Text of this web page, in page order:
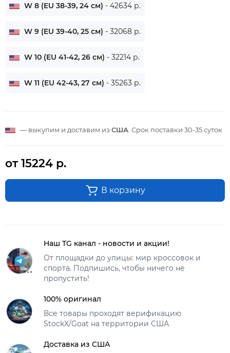
W 8 (EU 38-39, 24 см) - 42634 р.
W 9 (EU 39-40, 25 см) - 32068 р.
W 10 (EU 41-42, 26 см) - 32214 р.
W 11 (EU 42-43, 27 см) - 35263 р.
— выкупим и доставим из США . Срок поставки 30-35 суток
от 15224 р.
В корзину
Наш TG канал - новости и акции!
От площадки до улицы: мир кроссовок и
спорта. Подпишись, чтобы ничего не
пропустить!
100% оригинал
Все товары проходят верификацию
StockX/Goat на территории США
Доставка из США